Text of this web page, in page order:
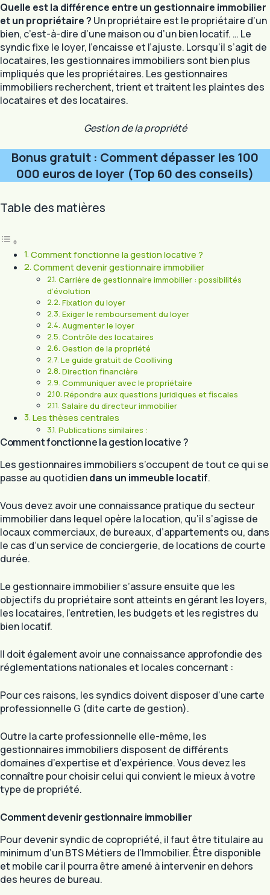
Quelle est la différence entre un gestionnaire immobilier
et un propriétaire ? Un propriétaire est le propriétaire d’un
bien, c’est-à-dire d’une maison ou d’un bien locatif. … Le
syndic fixe le loyer, l’encaisse et l’ajuste. Lorsqu’il s’agit de
locataires, les gestionnaires immobiliers sont bien plus
impliqués que les propriétaires. Les gestionnaires
immobiliers recherchent, trient et traitent les plaintes des
locataires et des locataires.
Gestion de la propriété
Bonus gratuit : Comment dépasser les 100
000 euros de loyer (Top 60 des conseils)
Table des matières
Comment fonctionne la gestion locative ?
Comment devenir gestionnaire immobilier
Carrière de gestionnaire immobilier : possibilités
d’évolution
Fixation du loyer
Exiger le remboursement du loyer
Augmenter le loyer
Contrôle des locataires
Gestion de la propriété
Le guide gratuit de Coolliving
Direction financière
Communiquer avec le propriétaire
Répondre aux questions juridiques et fiscales
Salaire du directeur immobilier
Les thèses centrales
Publications similaires :
Comment fonctionne la gestion locative ?
Les gestionnaires immobiliers s’occupent de tout ce qui se
passe au quotidiendans un immeuble locatif.
Vous devez avoir une connaissance pratique du secteur
immobilier dans lequel opère la location, qu’il s’agisse de
locaux commerciaux, de bureaux, d’appartements ou, dans
le cas d’un service de conciergerie, de locations de courte
durée.
Le gestionnaire immobilier s’assure ensuite que les
objectifs du propriétaire sont atteints en gérant les loyers,
les locataires, l’entretien, les budgets et les registres du
bien locatif.
Il doit également avoir une connaissance approfondie des
réglementations nationales et locales concernant :
Pour ces raisons, les syndics doivent disposer d’une carte
professionnelle G (dite carte de gestion).
Outre la carte professionnelle elle-même, les
gestionnaires immobiliers disposent de différents
domaines d’expertise et d’expérience. Vous devez les
connaître pour choisir celui qui convient le mieux à votre
type de propriété.
Comment devenir gestionnaire immobilier
Pour devenir syndic de copropriété, il faut être titulaire au
minimum d’un BTS Métiers de l’Immobilier. Être disponible
et mobile car il pourra être amené à intervenir en dehors
des heures de bureau.